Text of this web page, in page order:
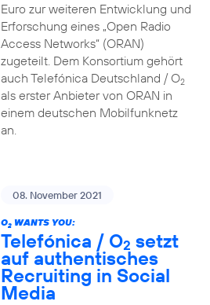
Euro zur weiteren Entwicklung und
Erforschung eines „Open Radio
Access Networks“ (ORAN)
zugeteilt. Dem Konsortium gehört
auch Telefónica Deutschland / O2
als erster Anbieter von ORAN in
einem deutschen Mobilfunknetz
an.
08. November 2021
O2WANTS YOU:
Telefónica / O2 setzt
auf authentisches
Recruiting in Social
Media